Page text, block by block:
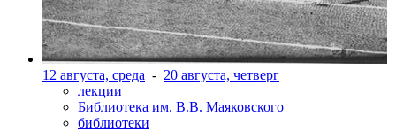
12 августа, среда - 20 августа, четверг
лекции
Библиотека им. В.В. Маяковского
библиотеки